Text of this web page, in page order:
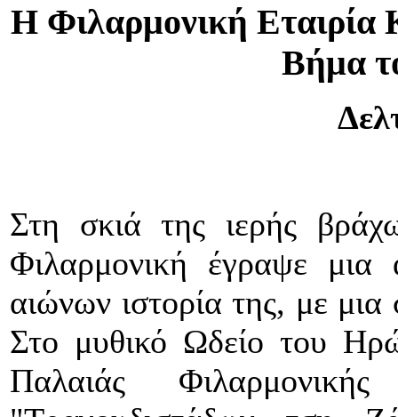
Η Φιλαρμονική
Βήμα
Στη σκιά της ιερής
Φιλαρμονική έγραψε
αιώνων ιστορία της, με
Στο μυθικό Ωδείο του
Παλαιάς